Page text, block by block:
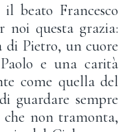
beato Francesco
noi questa grazia:
di Pietro, un cuore
e una carità
come quella del
guardare sempre
che non tramonta,